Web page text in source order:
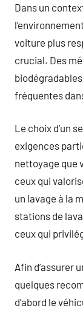
Dans un
voiture plus
crucial. Des
fréquentes
Le choix d’un
exigences
nettoyage que
ceux qui
un lavage à la
stations de
ceux qui
Afin d’assurer
quelques
d’abord le